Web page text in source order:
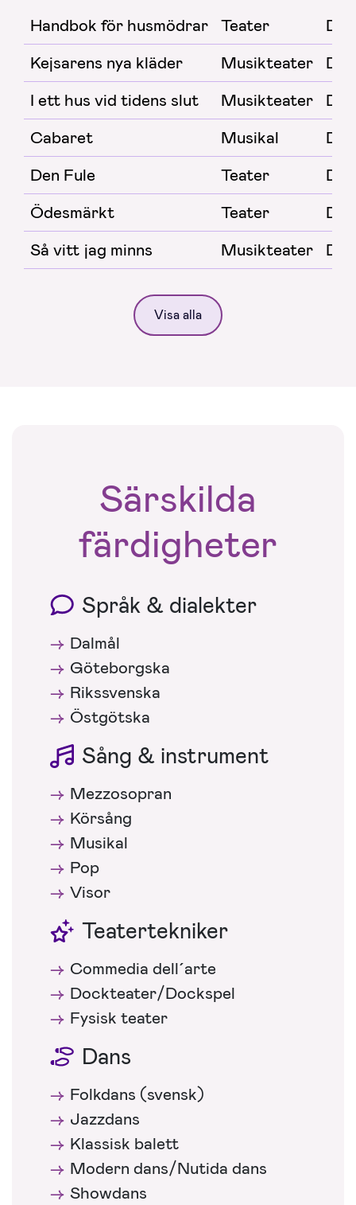
Handbok för husmödrar Teater
Kejsarens nya kläder
Musikteater
I ett hus vid tidens slut
Musikteater
Cabaret
Musikal
Den Fule
Teater
Ödesmärkt
Teater
Så vitt jag minns
Musikteater
Visa alla
Särskilda
färdigheter
Språk & dialekter
Dalmål
Göteborgska
Rikssvenska
Östgötska
Sång & instrument
Mezzosopran
Körsång
Musikal
Pop
Visor
Teatertekniker
Commedia dell´arte
Dockteater/Dockspel
Fysisk teater
Dans
Folkdans (svensk)
Jazzdans
Klassisk balett
Modern dans/Nutida dans
Showdans